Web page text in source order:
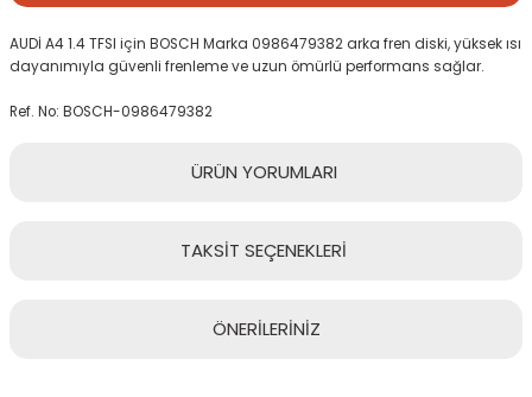
AUDİ A4 1.4 TFSI için BOSCH Marka 0986479382 arka fren diski, yüksek ısı
dayanımıyla güvenli frenleme ve uzun ömürlü performans sağlar.
Ref. No: BOSCH-0986479382
ÜRÜN YORUMLARI
TAKSİT SEÇENEKLERİ
ÖNERİLERİNİZ